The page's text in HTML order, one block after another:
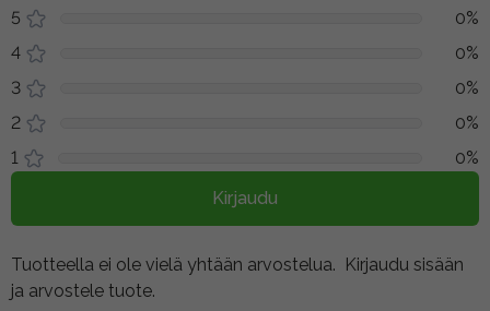
5
0%
4
0%
3
0%
2
0%
1
0%
Kirjaudu
Tuotteella ei ole vielä yhtään arvostelua. Kirjaudu sisään
ja arvostele tuote.